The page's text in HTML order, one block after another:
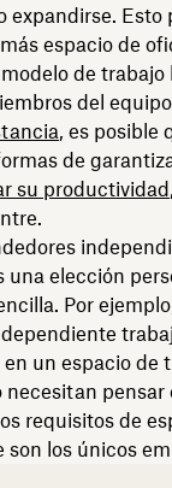
expandirse. Esto
espacio de
de trabajo
del
, es posible
de
su productividad
una elección
Por
un espacio de
necesitan pensar
requisitos de
los únicos